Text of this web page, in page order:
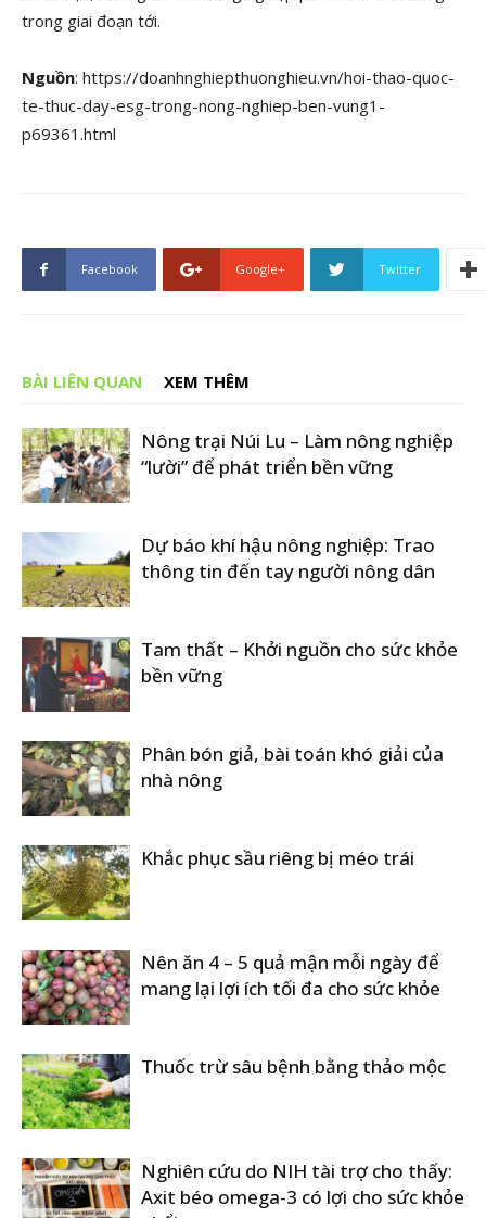
trong giai đoạn tới.
Nguồn: https://doanhnghiepthuonghieu.vn/hoi-thao-quoc-
te-thuc-day-esg-trong-nong-nghiep-ben-vung1-
p69361.html
Facebook Google+ Twitter
BÀI LIÊN QUAN XEM THÊM
Nông trại Núi Lu – Làm nông nghiệp
“lười” để phát triển bền vững
Dự báo khí hậu nông nghiệp: Trao
thông tin đến tay người nông dân
Tam thất – Khởi nguồn cho sức khỏe
bền vững
Phân bón giả, bài toán khó giải của
nhà nông
Khắc phục sầu riêng bị méo trái
Nên ăn 4 – 5 quả mận mỗi ngày để
mang lại lợi ích tối đa cho sức khỏe
Thuốc trừ sâu bệnh bằng thảo mộc
Nghiên cứu do NIH tài trợ cho thấy:
Axit béo omega-3 có lợi cho sức khỏe